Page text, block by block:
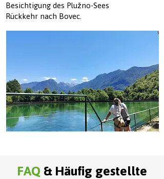
Besichtigung des Plužno-Sees
Rückkehr nach Bovec.
FAQ & Häufig gestellte